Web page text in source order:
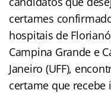
certames
hospitais de
Campina Grande e
Janeiro (UFF),
certame que recebe